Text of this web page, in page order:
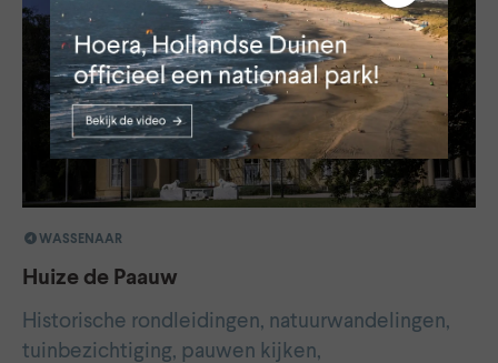
WASSENAAR
Huize de Paauw
Historische rondleidingen, natuurwandelingen,
tuinbezichtiging, pauwen kijken,